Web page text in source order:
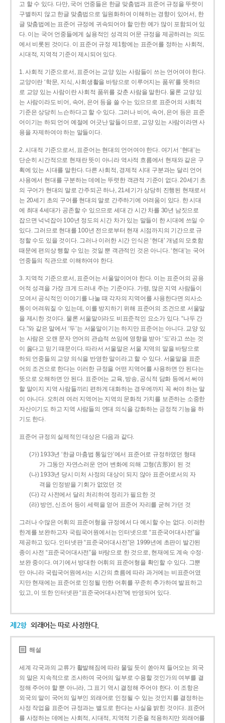
고 할 수 있다. 다만, 국어 언중들은 한글 맞춤법과 표준어 규정을 뚜렷이
구별하지 않고 한글 맞춤법으로 일원화하여 이해하는 경향이 있어서, 한
글 맞춤법에는 표준어 규정에 귀속되어야 할 만한 예가 많이 포함되어 있
다. 이는 국어 언중들에게 실용적인 성격의 어문 규정을 제공하려는 의도
에서 비롯된 것이다. 이 표준어 규정 제1항에는 표준어를 정하는 사회적,
시대적, 지역적 기준이 제시되어 있다.
1. 사회적 기준으로서, 표준어는 교양 있는 사람들이 쓰는 언어여야 한다.
교양이란 ‘학문, 지식, 사회생활을 바탕으로 이루어지는 품위’를 뜻하므
로 교양 있는 사람이란 사회적 품위를 갖춘 사람을 말한다. 물론 교양 있
는 사람이라도 비어, 속어, 은어 등을 쓸 수는 있으므로 표준어의 사회적
기준은 상당히 느슨하다고 할 수 있다. 그러나 비어, 속어, 은어 등은 표준
어이기는 하되 언어 예절에 어긋난 말들이므로, 교양 있는 사람이라면 사
용을 자제하여야 하는 말들이다.
2. 시대적 기준으로서, 표준어는 현대의 언어여야 한다. 여기서 ‘현대’는
단순히 시간적으로 현재란 뜻이 아니라 역사적 흐름에서 현재와 같은 구
획에 있는 시대를 말한다. 다른 사회적, 경제적 시대 구분과는 달리 언어
사용에서 현대를 구분하는 데에는 뚜렷한 객관적 기준이 없다. 20세기 초
의 구어가 현대의 말로 간주되곤 하나, 21세기가 상당히 진행된 현재로서
는 20세기 초의 구어를 현대의 말로 간주하기에 어려움이 있다. 한 시대
에 최대 4세대가 공존할 수 있으므로 세대 간 시간 차를 30년 남짓으로
잡으면 넉넉잡아 100년 정도의 시간 차가 있는 말들이 한 시대에 쓰일 수
있다. 그러므로 현대를 100년 전으로부터 현재 시점까지의 기간으로 규
정할 수도 있을 것이다. 그러나 이러한 시간 인식은 ‘현대’ 개념의 모호함
때문에 편의상 행할 수 있는 것일 뿐 객관적인 것은 아니다. ‘현대’는 국어
언중들의 직관으로 이해하여야 한다.
3. 지역적 기준으로서, 표준어는 서울말이어야 한다. 이는 표준어의 공용
어적 성격을 가장 크게 드러내 주는 기준이다. 가령, 많은 지역 사람들이
모여서 공식적인 이야기를 나눌 때 각자의 지역어를 사용한다면 의사소
통이 어려워질 수 있는데, 이를 방지하기 위해 표준어의 조건으로 서울말
을 제시한 것이다. 물론 서울말이라도 비표준적인 요소가 있다. “나두 간
다.”와 같은 말에서 ‘두’는 서울말이기는 하지만 표준어는 아니다. 교양 있
는 사람은 오랜 문자 언어의 관습적 쓰임에 영향을 받아 ‘도’라고 쓰는 것
이 옳다고 믿기 때문이다. 따라서 서울말은 서울 지역의 말을 바탕으로
하되 언중들의 교양 의식을 반영한 말이라고 할 수 있다. 서울말을 표준
어의 조건으로 한다는 이러한 규정을 어떤 지역어를 사용하면 안 된다는
뜻으로 오해하면 안 된다. 표준어는 교육, 방송, 공식적 담화 등에서 써야
할 말이지 지역 사람들끼리 편하게 대화하는 경우에까지 꼭 써야 하는 말
이 아니다. 오히려 여러 지역어는 지역의 문화적 가치를 보존하는 소중한
자산이기도 하고 지역 사람들의 연대 의식을 강화하는 긍정적 기능을 하
기도 한다.
표준어 규정의 실제적인 대상은 다음과 같다.
(가) 1933년 ‘한글 마춤법 통일안’에서 표준어로 규정하였던 형태
가 그동안 자연스러운 언어 변화에 의해 고형(古形)이 된 것
(나) 1933년 당시 미처 사정의 대상이 되지 않아 표준어로서의 자
격을 인정받을 기회가 없었던 것
(다) 각 사전에서 달리 처리하여 정리가 필요한 것
(라) 방언, 신조어 등이 세력을 얻어 표준어 자리를 굳혀 가던 것
그러나 수많은 어휘의 표준어형을 규정에서 다 예시할 수는 없다. 이러한
한계를 보완하고자 국립국어원에서는 인터넷으로 “표준국어대사전”을
제공하고 있다. 인터넷판 “표준국어대사전”은 1999년에 초판이 발간된
종이 사전 “표준국어대사전”을 바탕으로 한 것으로, 현재에도 계속 수정·
보완 중이다. 여기에서 방대한 어휘의 표준어형을 확인할 수 있다. 그뿐
만 아니라 국립국어원에서는 시간의 흐름에 따라 과거에는 비표준어였
지만 현재에는 표준어로 인정될 만한 어휘를 꾸준히 추가하여 발표하고
있고, 이 또한 인터넷판 “표준국어대사전”에 반영되어 있다.
제2항 외래어는 따로 사정한다.
해설
세계 각국과의 교류가 활발해짐에 따라 물밀 듯이 쏟아져 들어오는 외국
의 말은 지속적으로 조사하여 국어의 일부로 수용할 것인가의 여부를 결
정해 주어야 할 뿐 아니라, 그 표기 역시 결정해 주어야 한다. 이 조항은
외국의 말이 국어의 일부인 외래어로 인정될 수 있는 것인지를 결정하는
사정 작업을 표준어 규정과는 별도로 한다는 사실을 밝힌 것이다. 표준어
를 사정하는 데에는 사회적, 시대적, 지역적 기준을 적용하지만 외래어를